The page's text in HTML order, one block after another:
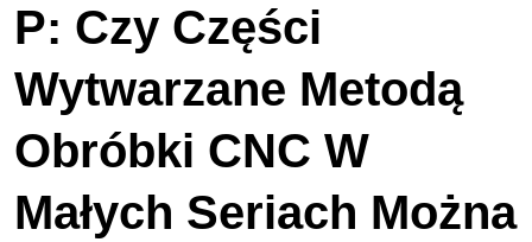
P: Czy Części
Wytwarzane Metodą
Obróbki CNC W
Małych Seriach Można